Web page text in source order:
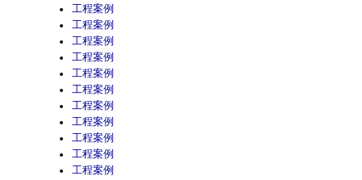
工程案例
工程案例
工程案例
工程案例
工程案例
工程案例
工程案例
工程案例
工程案例
工程案例
工程案例